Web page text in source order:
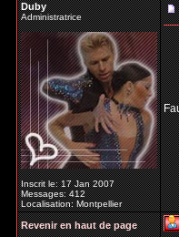
Duby
Administratrice
Inscrit le: 17 Jan 2007
Messages: 412
Localisation: Montpellier
Revenir en haut de page